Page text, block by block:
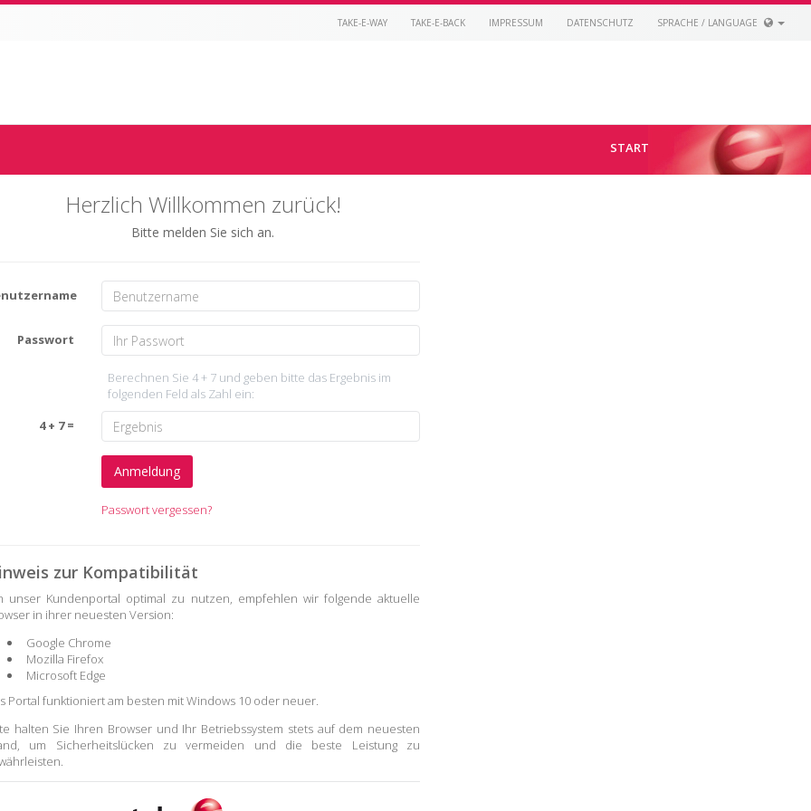
TAKE-E-WAY TAKE-E-BACK IMPRESSUM DATENSCHUTZ SPRACHE / LANGUAGE
START
Herzlich Willkommen zurück!
Bitte melden Sie sich an.
Passwort
Berechnen Sie 4 + 7 und geben bitte das Ergebnis im
folgenden Feld als Zahl ein:
4 + 7 =
Passwort vergessen?
zur Kompatibilität
unser Kundenportal optimal zu nutzen, empfehlen wir folgende aktuelle
in ihrer neuesten Version:
Google Chrome
Mozilla Firefox
Microsoft Edge
Portal funktioniert am besten mit Windows 10 oder neuer.
halten Sie Ihren Browser und Ihr Betriebssystem stets auf dem neuesten
um Sicherheitslücken zu vermeiden und die beste Leistung zu